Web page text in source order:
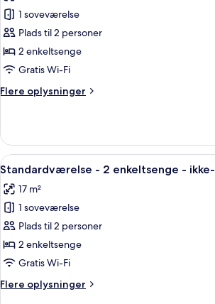
ryger
Economy-
værelse
-
2
enkeltsenge
-
ryger
uden
vindue
1 soveværelse
Plads til 2 personer
2 enkeltsenge
Gratis Wi-Fi
Flere oplysninger
Flere
værelse
2
ikke-
ryger
-
uden
vindue
Indlæs
alle
billeder
af
Standardværelse
-
2
-
Et
4
Standardværelse - 2 enkeltsenge -
17 m²
1 soveværelse
Plads til 2 personer
2 enkeltsenge
Gratis Wi-Fi
Flere oplysninger
Flere